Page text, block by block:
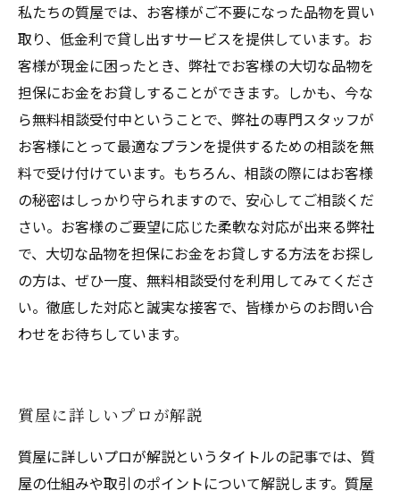
私たちの質屋では、お客様がご不要になった品物を買い
取り、低金利で貸し出すサービスを提供しています。お
客様が現金に困ったとき、弊社でお客様の大切な品物を
担保にお金をお貸しすることができます。しかも、今な
ら無料相談受付中ということで、弊社の専門スタッフが
お客様にとって最適なプランを提供するための相談を無
料で受け付けています。もちろん、相談の際にはお客様
の秘密はしっかり守られますので、安心してご相談くだ
さい。お客様のご要望に応じた柔軟な対応が出来る弊社
で、大切な品物を担保にお金をお貸しする方法をお探し
の方は、ぜひ一度、無料相談受付を利用してみてくださ
い。徹底した対応と誠実な接客で、皆様からのお問い合
わせをお待ちしています。
質屋に詳しいプロが解説
質屋に詳しいプロが解説というタイトルの記事では、質
屋の仕組みや取引のポイントについて解説します。質屋